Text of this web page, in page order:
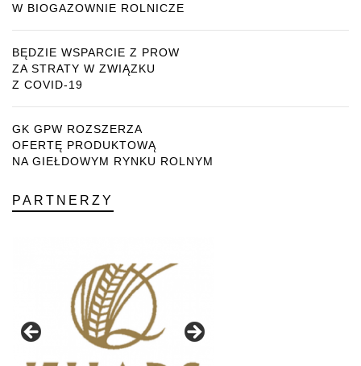
W BIOGAZOWNIE ROLNICZE
BĘDZIE WSPARCIE Z PROW
ZA STRATY W ZWIĄZKU
Z COVID-19
GK GPW ROZSZERZA
OFERTĘ PRODUKTOWĄ
NA GIEŁDOWYM RYNKU ROLNYM
PARTNERZY